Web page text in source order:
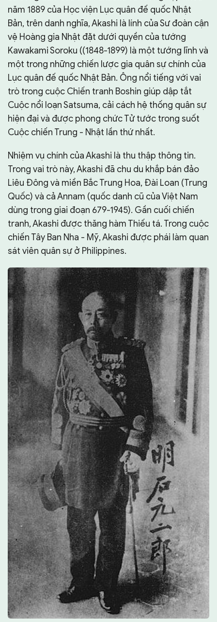
năm 1889 của Học viện Lục quân đế quốc Nhật
Bản, trên danh nghĩa, Akashi là lính của Sư đoàn cận
vệ Hoàng gia Nhật đặt dưới quyền của tướng
Kawakami Soroku ((1848-1899) là một tướng lĩnh và
một trong những chiến lược gia quân sự chính của
Lục quân đế quốc Nhật Bản. Ông nổi tiếng với vai
trò trong cuộc Chiến tranh Boshin giúp dập tắt
Cuộc nổi loạn Satsuma, cải cách hệ thống quân sự
hiện đại và được phong chức Tử tước trong suốt
Cuộc chiến Trung - Nhật lần thứ nhất.
Nhiệm vụ chính của Akashi là thu thập thông tin.
Trong vai trò này, Akashi đã chu du khắp bán đảo
Liêu Đông và miền Bắc Trung Hoa, Đài Loan (Trung
Quốc) và cả Annam (quốc danh cũ của Việt Nam
dùng trong giai đoạn 679-1945). Gần cuối chiến
tranh, Akashi được thăng hàm Thiếu tá. Trong cuộc
chiến Tây Ban Nha - Mỹ, Akashi được phái làm quan
sát viên quân sự ở Philippines.